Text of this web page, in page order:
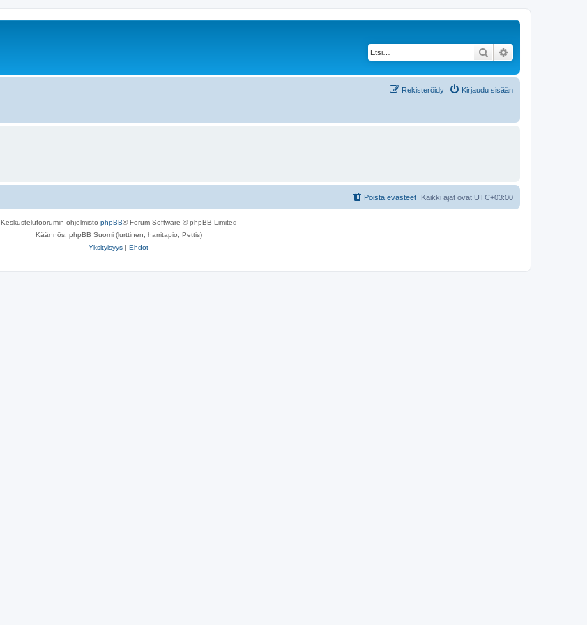
Etsi
Kirjaudu sisään
Rekisteröidy
Kaikki ajat ovat UTC+03:00
Poista evästeet
Keskustelufoorumin ohjelmisto phpBB® Forum Software © phpBB Limited
Käännös: phpBB Suomi (lurttinen, harritapio, Pettis)
Yksityisyys | Ehdot